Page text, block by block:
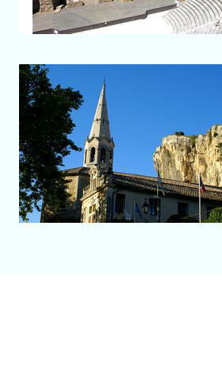
Salon-de-Provence
Mornas
Clocher de l'église Saint